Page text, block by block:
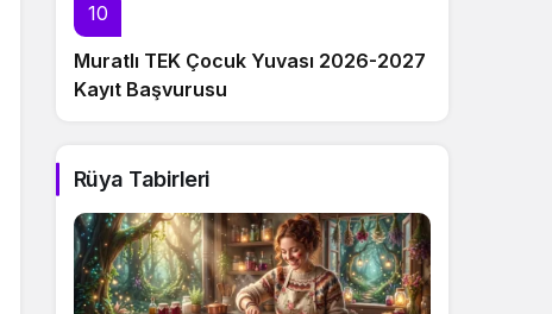
10
Muratlı TEK Çocuk Yuvası 2026-2027
Kayıt Başvurusu
Rüya Tabirleri